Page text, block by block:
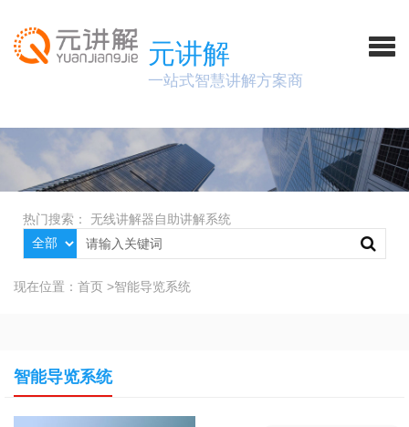
元讲解
一站式智慧讲解方案商
热门搜索： 无线讲解器自助讲解系统
现在位置： 首页 >智能导览系统
智能导览系统